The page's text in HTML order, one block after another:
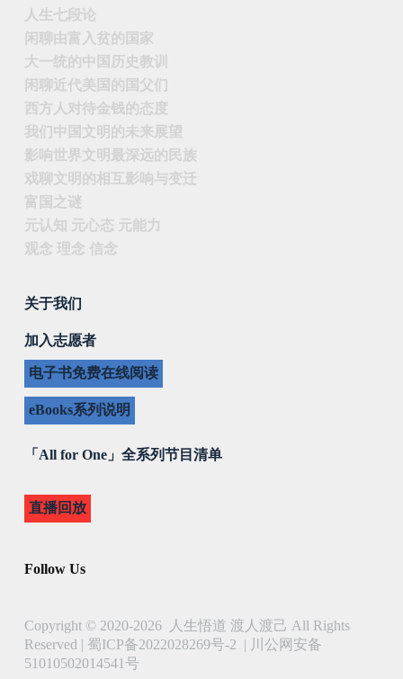
人生七段论
闲聊由富入贫的国家
大一统的中国历史教训
闲聊近代美国的国父们
西方人对待金钱的态度
我们中国文明的未来展望
影响世界文明最深远的民族
戏聊文明的相互影响与变迁
富国之谜
元认知 元心态 元能力
观念 理念 信念
关于我们
加入志愿者
电子书免费在线阅读
eBooks系列说明
「All for One」全系列节目清单
直播回放
Follow Us
Copyright © 2020-2026 人生悟道 渡人渡己 All Rights
Reserved | 蜀ICP备2022028269号-2 |
川公网安备
51010502014541号